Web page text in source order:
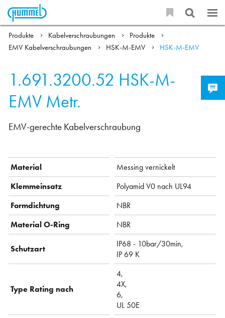
Produkte Kabelverschraubungen
Produkte
EMV Kabelverschraubungen
HSK-M-EMV HSK-M-EMV
1.691.3200.52 HSK-M-
EMV Metr.
EMV-gerechte Kabelverschraubung
Material
Messing vernickelt
Klemmeinsatz
Polyamid V0 nach UL94
Formdichtung
NBR
Material O-Ring
NBR
Schutzart
IP68 - 10bar/30min,
IP 69 K
Type Rating nach
4,
4X,
6,
UL 50E